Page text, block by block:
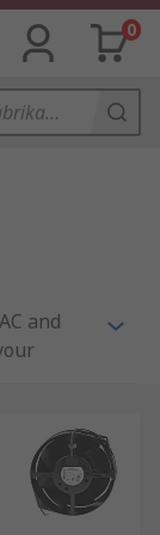
0
and
all the